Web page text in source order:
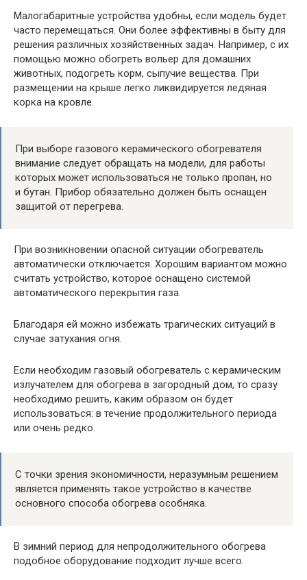
Малогабаритные устройства удобны, если модель будет
часто перемещаться. Они более эффективны в быту для
решения различных хозяйственных задач. Например, с их
помощью можно обогреть вольер для домашних
животных, подогреть корм, сыпучие вещества. При
размещении на крыше легко ликвидируется ледяная
корка на кровле.
При выборе газового керамического обогревателя
внимание следует обращать на модели, для работы
которых может использоваться не только пропан, но
и бутан. Прибор обязательно должен быть оснащен
защитой от перегрева.
При возникновении опасной ситуации обогреватель
автоматически отключается. Хорошим вариантом можно
считать устройство, которое оснащено системой
автоматического перекрытия газа.
Благодаря ей можно избежать трагических ситуаций в
случае затухания огня.
Если необходим газовый обогреватель с керамическим
излучателем для обогрева в загородный дом, то сразу
необходимо решить, каким образом он будет
использоваться: в течение продолжительного периода
или очень редко.
С точки зрения экономичности, неразумным решением
является применять такое устройство в качестве
основного способа обогрева особняка.
В зимний период для непродолжительного обогрева
подобное оборудование подходит лучше всего.